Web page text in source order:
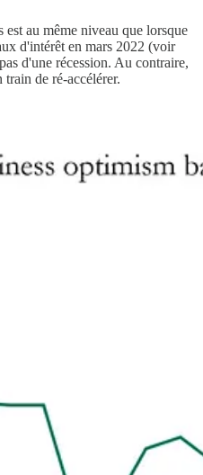
au même niveau que lorsque
d'intérêt en mars 2022 (voir
d'une récession. Au contraire,
train de ré-accélérer.